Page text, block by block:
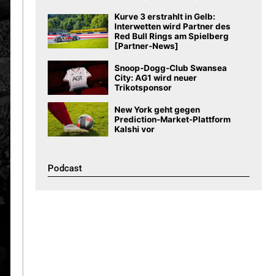
Kurve 3 erstrahlt in Gelb:
Interwetten wird Partner des
Red Bull Rings am Spielberg
[Partner-News]
Snoop-Dogg-Club Swansea
City: AG1 wird neuer
Trikotsponsor
New York geht gegen
Prediction-Market-Plattform
Kalshi vor
Podcast​